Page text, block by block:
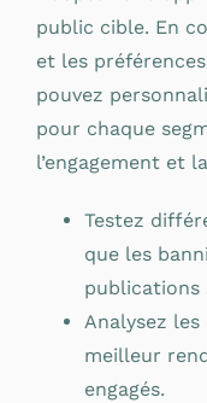
public cible. En
et les
pouvez
pour chaque
l’engagement et
Testez
que les
publications
Analysez
meilleur
engagés.